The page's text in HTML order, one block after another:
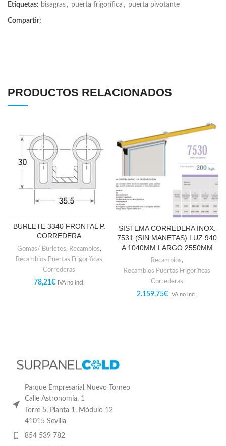
Etiquetas: bisagras , puerta frigorífica , puerta pivotante
Compartir:
PRODUCTOS RELACIONADOS
BURLETE 3340 FRONTAL P.
CORREDERA
Gomas/ Burletes, Recambios,
Recambios Puertas Frigoríficas
Correderas
78,21€ IVA no incl.
SISTEMA CORREDERA INOX.
7531 (SIN MANETAS) LUZ 940
A 1040MM LARGO 2550MM
Recambios,
Recambios Puertas Frigoríficas
Correderas
2.159,75€ IVA no incl.
Parque Empresarial Nuevo Torneo
Calle Astronomía, 1
Torre 5, Planta 1, Módulo 12
41015 Sevilla
854 539 782